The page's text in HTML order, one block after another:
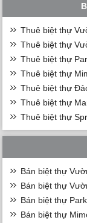
Thuê biệt thự
Thuê biệt thự
Thuê biệt thự
Thuê biệt thự
Thuê biệt thự
Thuê biệt thự
Thuê biệt thự
Bán biệt thự
Bán biệt thự
Bán biệt thự
Bán biệt thự